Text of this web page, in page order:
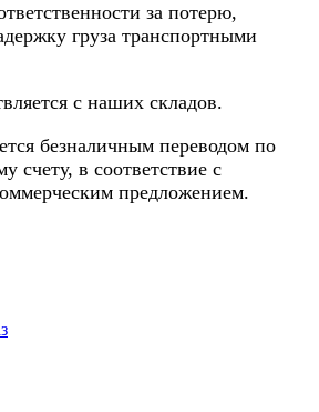
за потерю,
груза транспортными
с наших складов.
безналичным переводом по
счету, в соответствие с
предложением.